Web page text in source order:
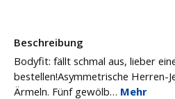
Beschreibung
Bodyfit: fällt schmal aus, lieber
bestellen!Asymmetrische Herren-
Ärmeln. Fünf gewölb… Mehr